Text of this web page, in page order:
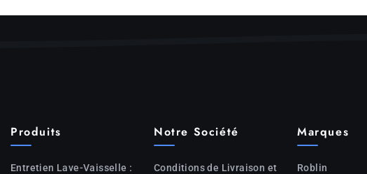
Produits
Entretien Lave-Vaisselle :
Notre Société
Conditions de Livraison et
Marques
Roblin